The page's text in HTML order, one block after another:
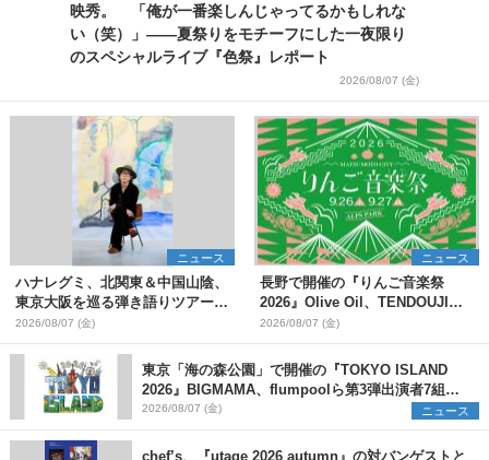
映秀。 「俺が一番楽しんじゃってるかもしれな
い（笑）」――夏祭りをモチーフにした一夜限り
のスペシャルライブ『色祭』レポート
2026/08/07 (金)
ニュース
ハナレグミ、北関東＆中国山陰、
東京大阪を巡る弾き語りツアー10
月より開催決定
2026/08/07 (金)
ニュース
長野で開催の『りんご音楽祭
2026』Olive Oil、TENDOUJIら
第11弾出演アーティスト（16組）
を発表
2026/08/07 (金)
東京「海の森公園」で開催の『TOKYO ISLAND
2026』BIGMAMA、flumpoolら第3弾出演者7組を
発表 ワークショップ・アート出展者を募集
2026/08/07 (金) ニュース
chef’s、『utage 2026 autumn』の対バンゲストと